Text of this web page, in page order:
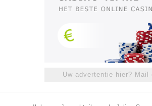
Uw advertentie hier? Mail